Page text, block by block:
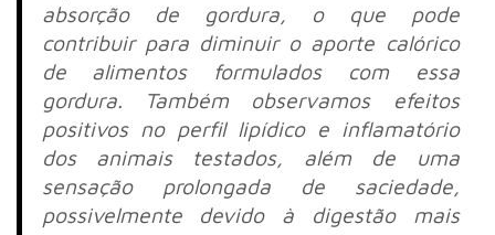
absorção de gordura, o que pode
contribuir para diminuir o aporte calórico
de alimentos formulados com essa
gordura. Também observamos efeitos
positivos no perfil lipídico e inflamatório
dos animais testados, além de uma
sensação prolongada de saciedade,
possivelmente devido à digestão mais